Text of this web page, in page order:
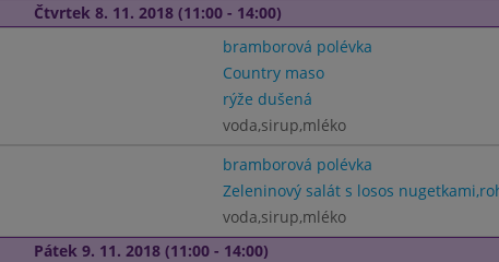
Čtvrtek 8. 11. 2018 (11:00 - 14:00)
bramborová polévka
Country maso
rýže dušená
voda,sirup,mléko
bramborová polévka
Zeleninový salát s losos
voda,sirup,mléko
Pátek 9. 11. 2018 (11:00 - 14:00)